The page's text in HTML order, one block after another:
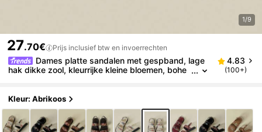
1/9
27.70€ Prijs inclusief btw en invoerrechten
Dames platte sandalen met gespband, lage
hak dikke zool, kleurrijke kleine bloemen, bohe
andsandalen, modieuze outdoor kleding, 2026 lent
e herfst asymmetrische kleine bloemen ademend fri
s elegant jurk casual sport band kruislingse Romein
se schoenen, maat 33-43
4.83
(100+)
Kleur: Abrikoos